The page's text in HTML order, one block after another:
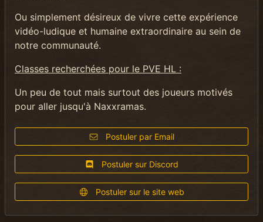
Ou simplement désireux de vivre cette expérience
vidéo-ludique et humaine extraordinaire au sein de
notre communauté.
Classes recherchées pour le PVE HL :
Un peu de tout mais surtout des joueurs motivés
pour aller jusqu'à Naxxramas.
Postuler par Email
Postuler sur Discord
Postuler sur le site web